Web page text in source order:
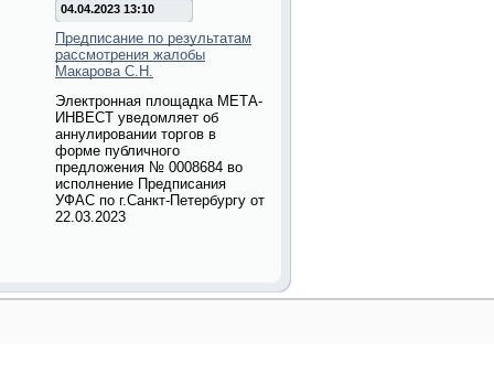
04.04.2023 13:10
Предписание по результатам
рассмотрения жалобы
Макарова С.Н.
Электронная площадка МЕТА-
ИНВЕСТ уведомляет об
аннулировании торгов в
форме публичного
предложения № 0008684 во
исполнение Предписания
УФАС по г.Санкт-Петербургу от
22.03.2023